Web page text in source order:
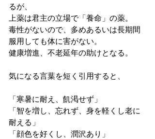
るが、
上薬は君主の立場で「養命」の薬。
毒性がないので、多めあるいは長期間
服用しても体に害がない。
健康増進、不老延年の助けとなる。
気になる言葉を短く引用すると、
「寒暑に耐え、飢渇せず」
「智を増し、忘れず、身を軽くし老に
耐える」
「顔色を好くし、潤沢あり」